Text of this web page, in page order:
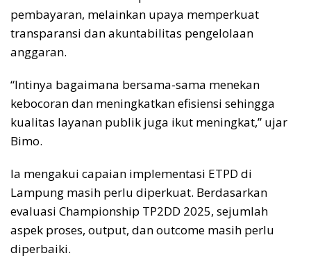
pembayaran, melainkan upaya memperkuat
transparansi dan akuntabilitas pengelolaan
anggaran.
“Intinya bagaimana bersama-sama menekan
kebocoran dan meningkatkan efisiensi sehingga
kualitas layanan publik juga ikut meningkat,” ujar
Bimo.
Ia mengakui capaian implementasi ETPD di
Lampung masih perlu diperkuat. Berdasarkan
evaluasi Championship TP2DD 2025, sejumlah
aspek proses, output, dan outcome masih perlu
diperbaiki.